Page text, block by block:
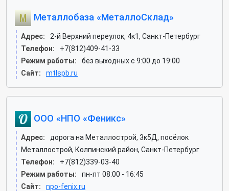
Металлобаза «МеталлоСклад»
Адрес:
2-й Верхний переулок, 4к1, Санкт-Петербург
Телефон:
+7(812)409-41-33
Режим работы:
без выходных с 9:00 до 19:00
Сайт:
mtlspb.ru
ООО «НПО «Феникс»
Адрес:
дорога на Металлострой, 3к5Д, посёлок
Металлострой, Колпинский район, Санкт-Петербург
Телефон:
+7(812)339-03-40
Режим работы:
пн-пт 08:00 - 16:45
Сайт:
npo-fenix.ru